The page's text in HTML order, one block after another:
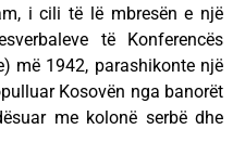
i cili të lë mbresën e një
të Konferencës
më 1942, parashikonte një
Kosovën nga banorët
me kolonë serbë dhe